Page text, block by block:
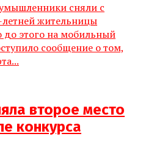
сняли с
жительницы
до этого на мобильный
сообщение о том,
второе место
конкурса